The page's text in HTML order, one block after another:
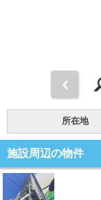
所在地
施設周辺の物件